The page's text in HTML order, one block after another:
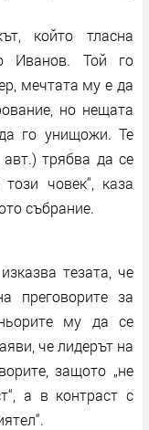
който тласна
Иванов. Той го
мечтата му е да
но нещата
го унищожи. Те
трябва да се
човек“, каза
събрание.
тезата, че
преговорите за
му да се
че лидерът на
защото „не
а в контраст с